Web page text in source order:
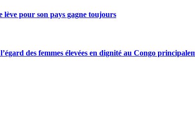
lève pour son pays gagne toujours
des femmes élevées en dignité au Congo